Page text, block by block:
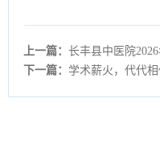
上一篇：长丰县中医院
下一篇：学术薪火，代代